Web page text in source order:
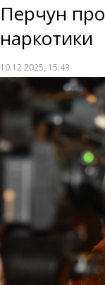
Перчун
наркотики
10.12.2025, 15:43